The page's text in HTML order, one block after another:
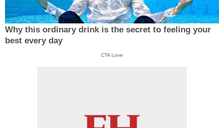
Why this ordinary drink is the secret to feeling your
best every day
CTA Love